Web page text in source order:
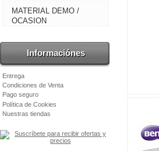
MATERIAL DEMO /
OCASION
Informaciónes
Entrega
Condiciones de Venta
Pago seguro
Política de Cookies
Nuestras tiendas